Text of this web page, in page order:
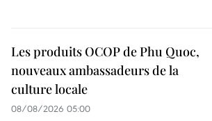
Les produits OCOP de Phu Quoc,
nouveaux ambassadeurs de la
culture locale
08/08/2026 05:00